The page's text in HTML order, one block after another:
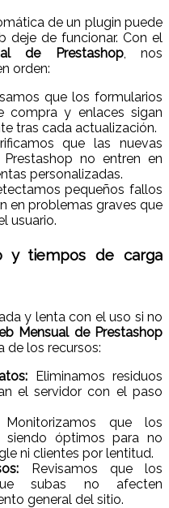
de un plugin puede
deje de funcionar. Con el
de Prestashop, nos
orden:
que los formularios
compra y enlaces sigan
tras cada actualización.
que las nuevas
no entren en
personalizadas.
pequeños fallos
en problemas graves que
usuario.
y tiempos de carga
y lenta con el uso si no
Mensual de Prestashop
de los recursos:
Eliminamos residuos
el servidor con el paso
Monitorizamos que los
óptimos para no
ni clientes por lentitud.
Revisamos que los
subas no afecten
general del sitio.